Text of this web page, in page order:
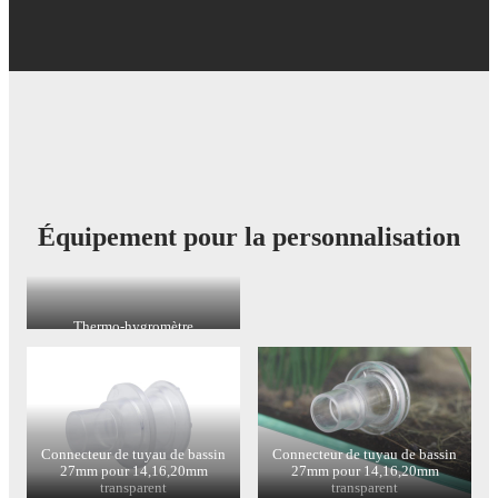
Équipement pour la personnalisation
Thermo-hygromètre
Connecteur de tuyau de bassin
27mm pour 14,16,20mm
transparent
Connecteur de tuyau de bassin
27mm pour 14,16,20mm
transparent